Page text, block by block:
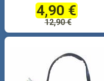
4,90 €
12,90 €